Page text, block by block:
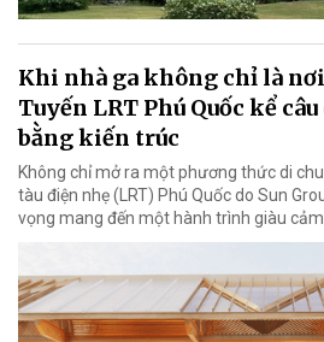
Khi nhà ga không chỉ là
Tuyến LRT Phú Quốc kể
bằng kiến trúc
Không chỉ mở ra một phương thức di
tàu điện nhẹ (LRT) Phú Quốc do Sun
vọng mang đến một hành trình giàu